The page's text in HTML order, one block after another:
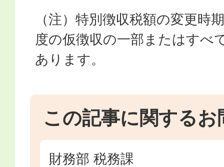
（注）特別徴収税額の変更時
度の仮徴収の一部またはすべ
あります。
この記事に関するお
財務部 税務課